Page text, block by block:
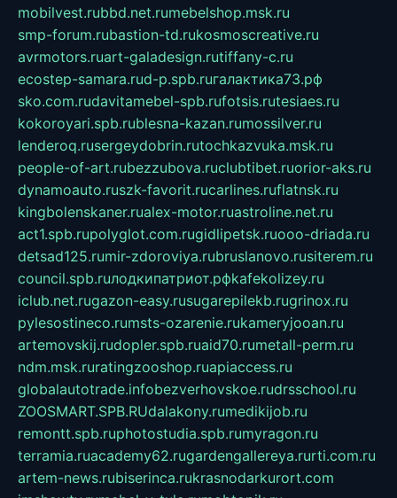
mobilvest.rubbd.net.rumebelshop.msk.ru
smp-forum.rubastion-td.rukosmoscreative.ru
avrmotors.ruart-galadesign.rutiffany-c.ru
ecostep-samara.rud-p.spb.ruгалактика73.рф
sko.com.rudavitamebel-spb.rufotsis.rutesiaes.ru
kokoroyari.spb.rublesna-kazan.rumossilver.ru
lenderoq.rusergeydobrin.rutochkazvuka.msk.ru
people-of-art.rubezzubova.ruclubtibet.ruorior-aks.ru
dynamoauto.ruszk-favorit.rucarlines.ruflatnsk.ru
kingbolenskaner.rualex-motor.ruastroline.net.ru
act1.spb.rupolyglot.com.rugidlipetsk.ruooo-driada.ru
detsad125.rumir-zdoroviya.rubruslanovo.rusiterem.ru
council.spb.ruлодкипатриот.рфkafekolizey.ru
iclub.net.rugazon-easy.rusugarepilekb.rugrinox.ru
pylesostineco.rumsts-ozarenie.rukameryjooan.ru
artemovskij.rudopler.spb.ruaid70.rumetall-perm.ru
ndm.msk.ruratingzooshop.ruapiaccess.ru
globalautotrade.infobezverhovskoe.rudrsschool.ru
ZOOSMART.SPB.RUdalakony.rumedikijob.ru
remontt.spb.ruphotostudia.spb.rumyragon.ru
terramia.ruacademy62.rugardengallereya.rurti.com.ru
artem-news.rubiserinca.rukrasnodarkurort.com